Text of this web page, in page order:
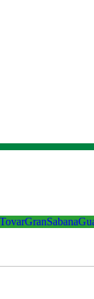
GranSabana